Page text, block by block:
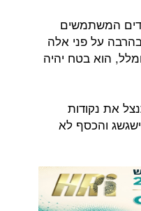
המשתמשים
על פני אלה
הוא בטח יהיה
את נקודות
והכסף לא